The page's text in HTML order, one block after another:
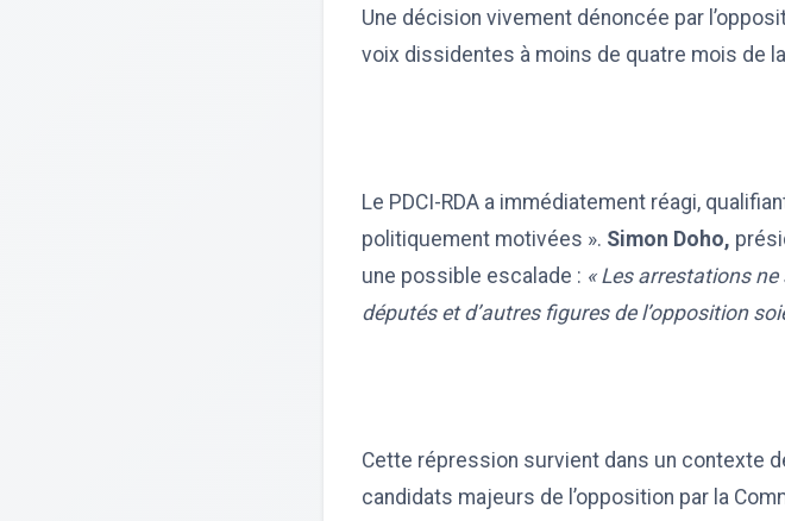
Une décision vivement dénoncée par
voix dissidentes à moins de quatre mois de
Le PDCI-RDA a immédiatement réagi,
politiquement motivées ». Simon Doho,
une possible escalade : « Les arrestations
députés et d’autres figures de l’opposition
Cette répression survient dans un contexte
candidats majeurs de l’opposition par la